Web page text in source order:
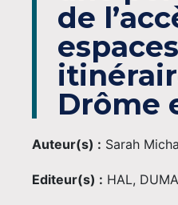
de
Drôme
Auteur(s) : Sarah
Editeur(s) : HAL,